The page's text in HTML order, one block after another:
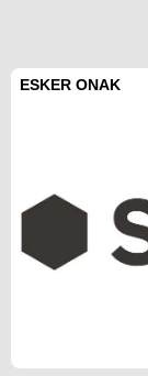
ESKER ONAK